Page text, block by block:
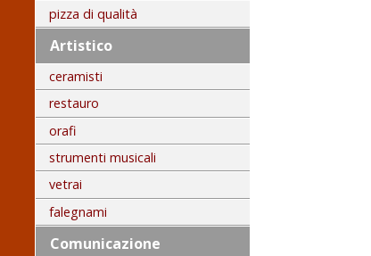
pizza di qualità
Artistico
ceramisti
restauro
orafi
strumenti musicali
vetrai
falegnami
Comunicazione